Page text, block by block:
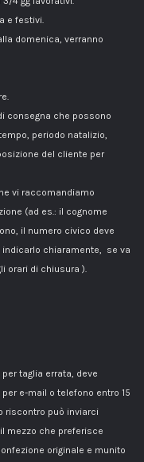
e festivi.
domenica, verranno
consegna che possono
periodo natalizio,
del cliente per
vi raccomandiamo
(ad es.: il cognome
il numero civico deve
chiaramente, se va
orari di chiusura ).
taglia errata, deve
e-mail o telefono entro 15
riscontro può inviarci
mezzo che preferisce
originale e munito